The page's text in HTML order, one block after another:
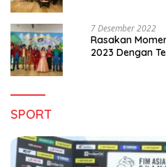
7 Desember 2022
Rasakan
2023 Dengan
SPORT